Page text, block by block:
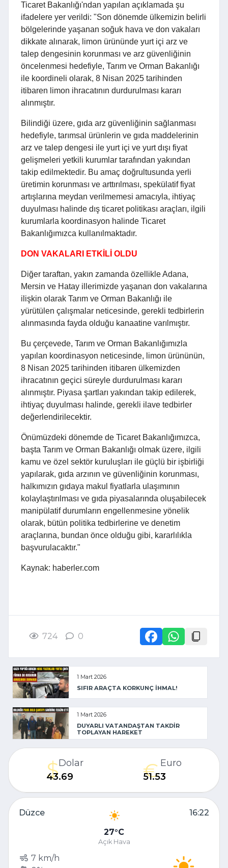
Ticaret Bakanlığı'ndan yapılan açıklamada şu
ifadelere yer verildi: "Son dönemde ülkemizin belirli
bölgelerinde yaşanan soğuk hava ve don vakaları
dikkate alınarak, limon ürününde yurt içi arz ve
talep dengesinin korunması ve arz güvenliğinin
öncelenmesi hedefiyle, Tarım ve Orman Bakanlığı
ile koordineli olarak, 8 Nisan 2025 tarihinden
itibaren limon ihracatının durdurulması kararı
alınmıştır.
Bilindiği üzere, gıda arz güvenliğinin sağlanması
hedefiyle, tarımsal ürünlerin ve gıda maddelerinin
arz ve talep dengesi ile yurt içi ve yurt dışı fiyat
gelişmeleri yetkili kurumlar tarafından yakından
takip edilmektedir. Bu amaç doğrultusunda yerli
üretimin korunması ve arttırılması, spekülatif fiyat
artışlarına meydan verilmemesi amacıyla, ihtiyaç
duyulması halinde dış ticaret politikası araçları, ilgili
kurumlarla koordinasyon halinde Ticaret
Bakanlığımızca kullanılmaktadır.
DON VAKALARI ETKİLİ OLDU
Diğer taraftan, yakın zamanda özellikle Adana,
Mersin ve Hatay illerimizde yaşanan don vakalarına
ilişkin olarak Tarım ve Orman Bakanlığı ile
yürütülen çalışmalar neticesinde, gerekli tedbirlerin
alınmasında fayda olduğu kanaatine varılmıştır.
Bu çerçevede, Tarım ve Orman Bakanlığımızla
yapılan koordinasyon neticesinde, limon ürününün,
8 Nisan 2025 tarihinden itibaren ülkemizden
ihracatının geçici süreyle durdurulması kararı
alınmıştır. Piyasa şartları yakından takip edilerek,
ihtiyaç duyulması halinde, gerekli ilave tedbirler
değerlendirilecektir.
Önümüzdeki dönemde de Ticaret Bakanlığımızca,
başta Tarım ve Orman Bakanlığı olmak üzere, ilgili
kamu ve özel sektör kuruluşları ile güçlü bir işbirliği
yapılarak, gıda arzının ve güvenliğinin korunması,
halkımızın gıdaya makul fiyatlarla ulaşımının
kolaylaştırılması ve gıda piyasalarında oluşabilecek
manipülatif durumların engellenmesine yönelik
olarak, bütün politika tedbirlerine ve denetim
araçlarına, bundan önce olduğu gibi, kararlılıkla
başvurulacaktır."
Kaynak: haberler.com
724 0
1 Mart 2026
SIFIR ARAÇTA KORKUNÇ İHMAL!
1 Mart 2026
DUYARLI VATANDAŞTAN TAKDİR
TOPLAYAN HAREKET
Dolar
43.69
Euro
51.53
Düzce
16:22
27 C
Açık Hava
7 km/h